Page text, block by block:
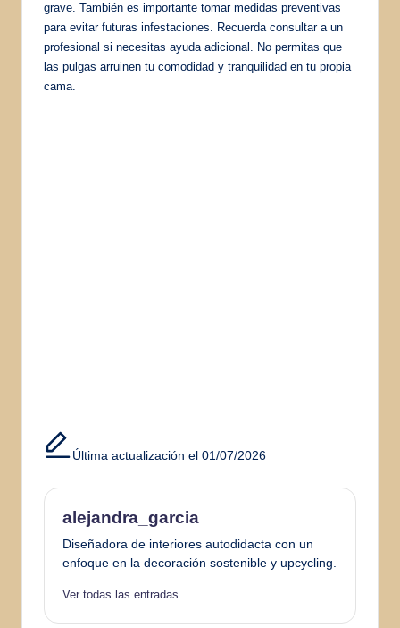
grave. También es importante tomar medidas preventivas
para evitar futuras infestaciones. Recuerda consultar a un
profesional si necesitas ayuda adicional. No permitas que
las pulgas arruinen tu comodidad y tranquilidad en tu propia
cama.
Última actualización el 01/07/2026
alejandra_garcia
Diseñadora de interiores autodidacta con un
enfoque en la decoración sostenible y upcycling.
Ver todas las entradas